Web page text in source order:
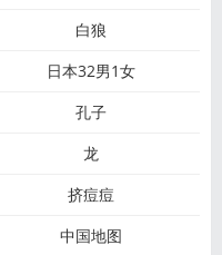
白狼
日本32男1女
孔子
龙
挤痘痘
中国地图